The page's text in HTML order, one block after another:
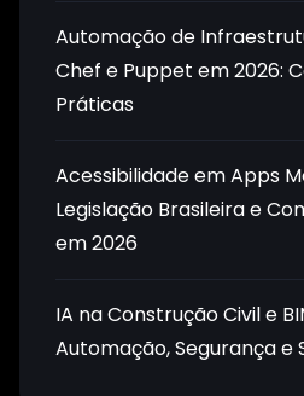
Automação de
Chef e Puppet em 2026:
Práticas
Acessibilidade em Apps
Legislação Brasileira e
em 2026
IA na Construção Civil e
Automação, Segurança e